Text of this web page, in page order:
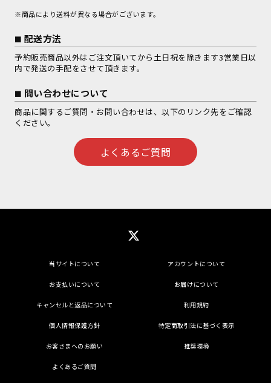
※商品により送料が異なる場合がございます。
配送方法
予約販売商品以外はご注文頂いてから土日祝を除きます3営業日以
内で発送の手配をさせて頂きます。
問い合わせについて
商品に関するご質問・お問い合わせは、以下のリンク先をご確認
ください。
よくあるご質問
当サイトについて アカウントについて
お支払いについて お届けについて
キャンセルと返品について 利用規約
個人情報保護方針 特定商取引法に基づく表示
お客さまへのお願い 推奨環境
よくあるご質問